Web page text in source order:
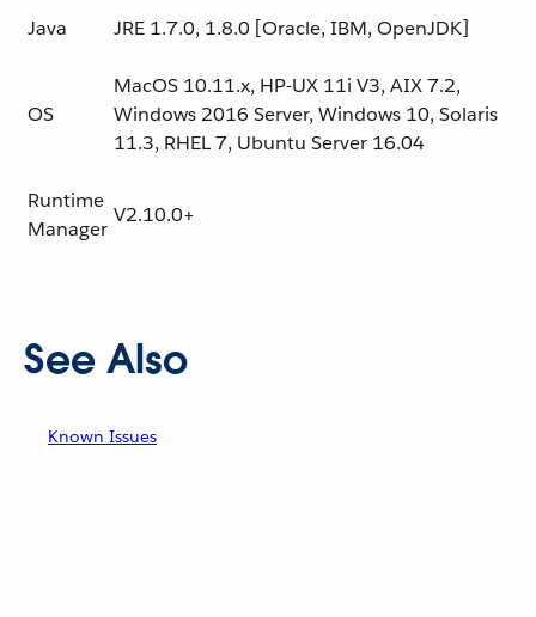
Java JRE 1.7.0, 1.8.0 [Oracle, IBM, OpenJDK]
OS
MacOS 10.11.x, HP-UX 11i V3, AIX 7.2,
Windows 2016 Server, Windows 10, Solaris
11.3, RHEL 7, Ubuntu Server 16.04
Runtime
Manager
V2.10.0+
See Also
Known Issues